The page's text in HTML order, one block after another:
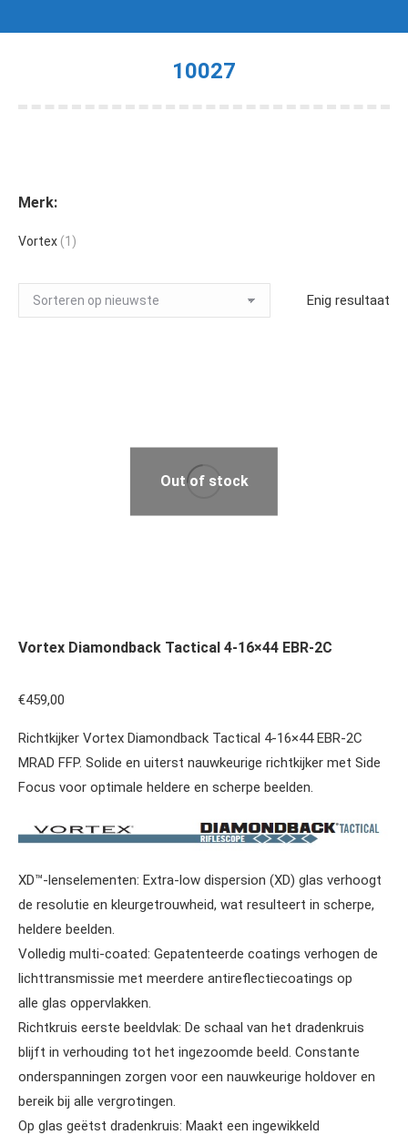
10027
Enig resultaat
Out of stock
Vortex Diamondback Tactical 4-16×44 EBR-2C
€459,00
Richtkijker Vortex Diamondback Tactical 4-16×44 EBR-2C
MRAD FFP. Solide en uiterst nauwkeurige richtkijker met Side
Focus voor optimale heldere en scherpe beelden.
XD™-lenselementen: Extra-low dispersion (XD) glas verhoogt
de resolutie en kleurgetrouwheid, wat resulteert in scherpe,
heldere beelden.
Volledig multi-coated: Gepatenteerde coatings verhogen de
lichttransmissie met meerdere antireflectiecoatings op
alle glas oppervlakken.
Richtkruis eerste beeldvlak: De schaal van het dradenkruis
blijft in verhouding tot het ingezoomde beeld. Constante
onderspanningen zorgen voor een nauwkeurige holdover en
bereik bij alle vergrotingen.
Op glas geëtst dradenkruis: Maakt een ingewikkeld
Merk:
Vortex (1)